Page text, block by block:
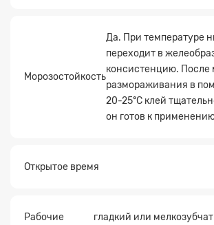
Морозостойкость
Да. При температуре
переходит в
консистенцию. После
размораживания в
20-25°С клей
он готов к
Открытое время
Рабочие
гладкий или